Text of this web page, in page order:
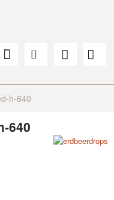
h-640
640